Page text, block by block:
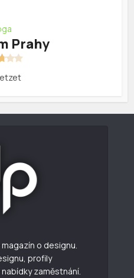
Prahy
o designu.
profily
zaměstnání.